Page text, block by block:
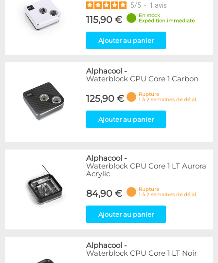
5/5 - 1 avis
115,90 €
En stock
Expédition immédiate
Ajouter au panier
Alphacool -
Waterblock CPU Core 1 Carbon
125,90 €
Rupture
1 à 2 semaines de délai
Ajouter au panier
Alphacool -
Waterblock CPU Core 1 LT Aurora
Acrylic
84,90 €
Rupture
1 à 2 semaines de délai
Ajouter au panier
Alphacool -
Waterblock CPU Core 1 LT Noir